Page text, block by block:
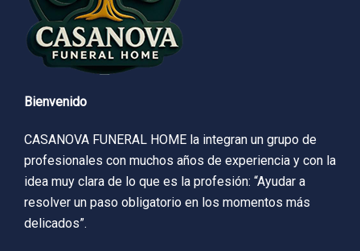
Bienvenido
CASANOVA FUNERAL HOME la integran un grupo de
profesionales con muchos años de experiencia y con la
idea muy clara de lo que es la profesión: “Ayudar a
resolver un paso obligatorio en los momentos más
delicados”.